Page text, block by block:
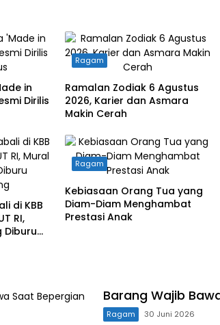
in
Dirilis
Ragam
Ramalan Zodiak 6 Agustus
2026, Karier dan Asmara
Makin Cerah
di KBB
RI,
Diburu
Ragam
Kebiasaan Orang Tua yang
Diam-Diam Menghambat
Prestasi Anak
Barang Wajib
Ragam 30 Juni 2026